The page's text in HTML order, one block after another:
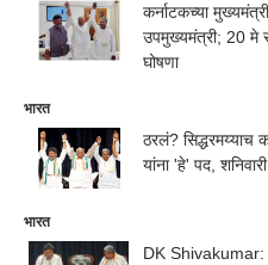
कर्नाटकच्या
उपमुख्यमंत्री; 20 मे
घोषणा
भारत
ठरलं? सिद्धरमय्याच
यांना 'हे' पद,
भारत
DK Shivakumar: